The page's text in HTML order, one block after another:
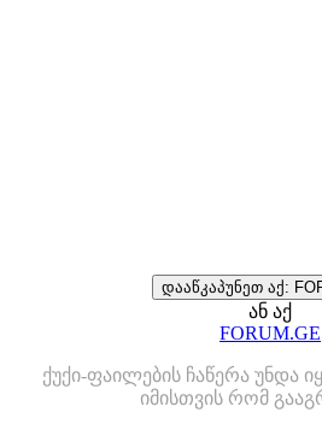
დააწკაპუნეთ აქ:
ან აქ
FORUM.GE
ქუქი-ფაილების ჩაწერა უნდა
იმისთვის რომ